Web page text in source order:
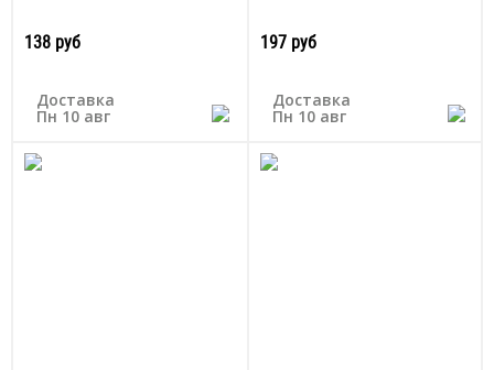
138 руб
Доставка
Пн 10 авг
197 руб
Доставка
Пн 10 авг